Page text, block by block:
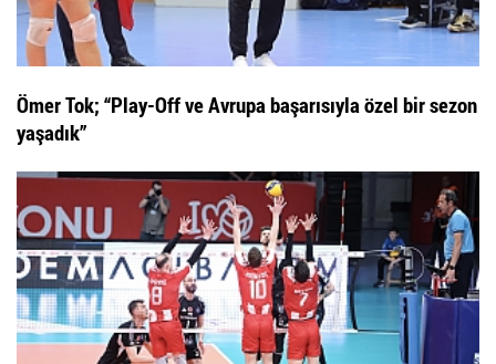
Ömer Tok; “Play-Off ve Avrupa başarısıyla özel bir sezon
yaşadık”